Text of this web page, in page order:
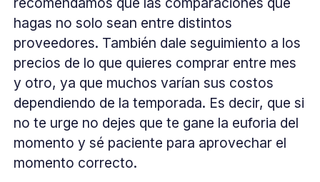
hagas no solo sean entre distintos
proveedores. También dale seguimiento a los
precios de lo que quieres comprar entre mes
y otro, ya que muchos varían sus costos
dependiendo de la temporada. Es decir, que si
no te urge no dejes que te gane la euforia del
momento y sé paciente para aprovechar el
momento correcto.